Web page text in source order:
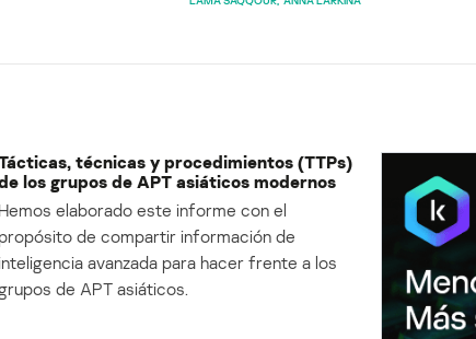
técnicas y procedimientos (TTPs)
los grupos de APT asiáticos modernos
Hemos elaborado este informe con el
propósito de compartir información de
avanzada para hacer frente a los
de APT asiáticos.